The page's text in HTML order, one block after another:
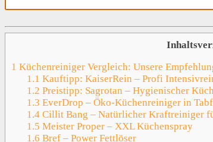
1 Küchenreiniger Vergleich: Unsere
1.1 Kauftipp: KaiserRein – Profi
1.2 Preistipp: Sagrotan – Hygienischer
1.3 EverDrop – Öko-Küchenreiniger in
1.4Cillit Bang – Natürlicher Kraftreiniger
1.5 Meister Proper – XXL Küchenspray
1.6 Bref – Power Fettlöser